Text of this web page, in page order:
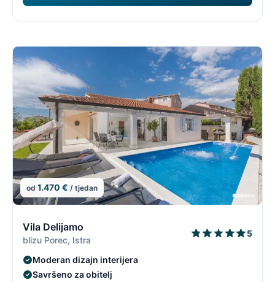
od 1.470 € / tjedan
Vila Delijamo
blizu Porec, Istra
5
Moderan dizajn interijera
Savršeno za obitelj